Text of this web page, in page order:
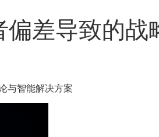
偏差导致的战
与智能解决方案